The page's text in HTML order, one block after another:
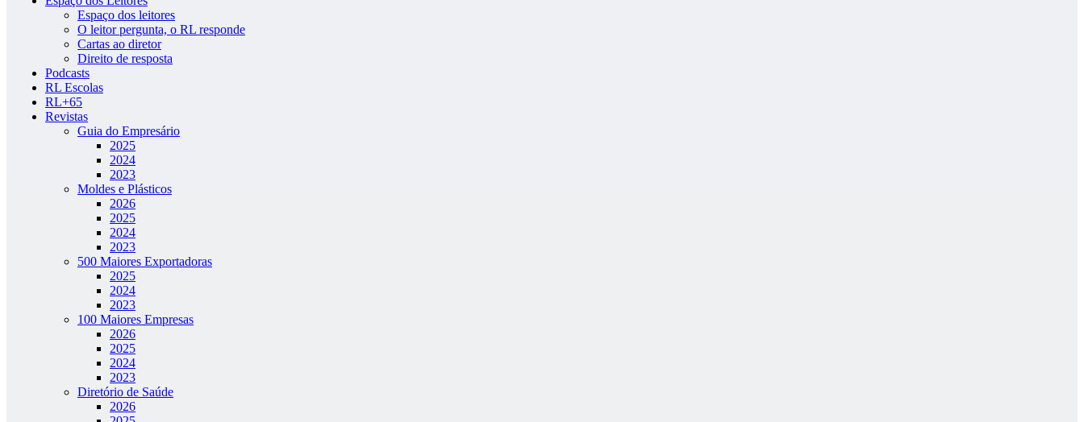
Espaço dos leitores
O leitor pergunta, o RL responde
Cartas ao diretor
Direito de resposta
Podcasts
RL Escolas
RL+65
Revistas
Guia do Empresário
2025
2024
2023
Moldes e Plásticos
2026
2025
2024
2023
500 Maiores Exportadoras
2025
2024
2023
100 Maiores Empresas
2026
2025
2024
2023
Diretório de Saúde
2026